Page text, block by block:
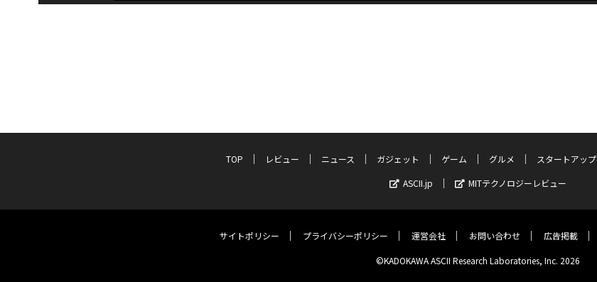
TOP レビュー ニュース ガジェット ゲーム グルメ スタートアップ
ASCII.jp
MITテクノロジーレビュー
サイトポリシー プライバシーポリシー 運営会社 お問い合わせ 広告掲載
©KADOKAWA ASCII Research Laboratories, Inc. 2026